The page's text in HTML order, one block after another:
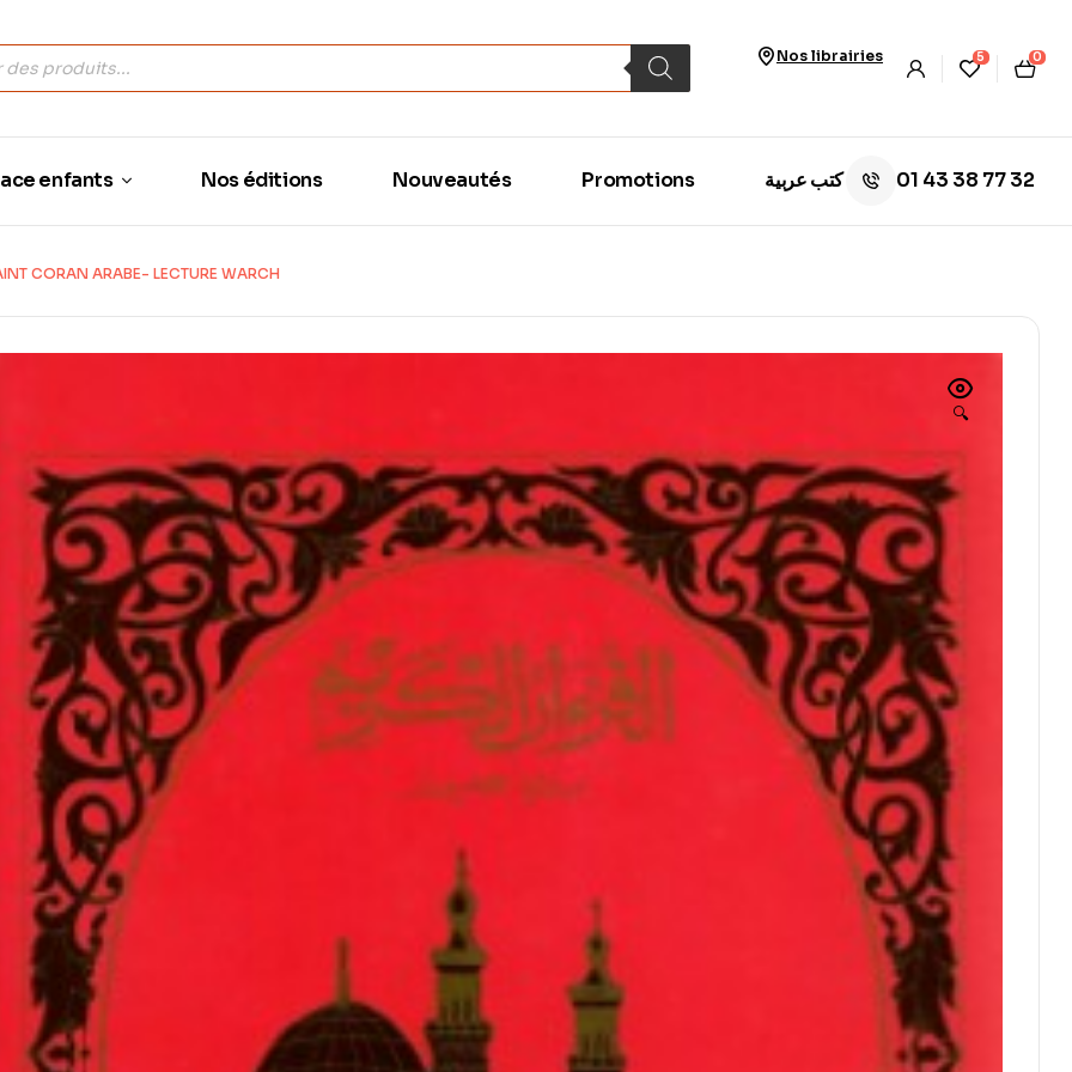
Nos librairies 5 0
enfants Nos éditions Nouveautés Promotions كتب عربية 01 43 38 77 32
CORAN ARABE- LECTURE WARCH
🔍